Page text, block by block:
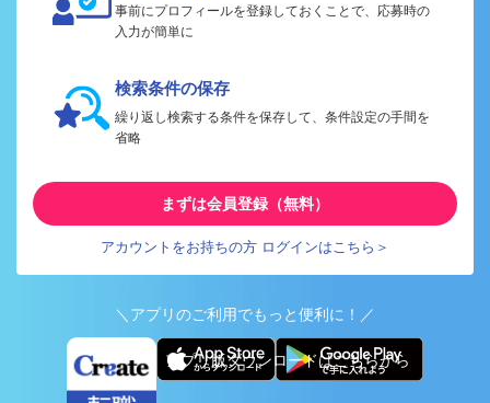
事前にプロフィールを登録しておくことで、応募時の
入力が簡単に
検索条件の保存
繰り返し検索する条件を保存して、条件設定の手間を
省略
まずは会員登録（無料）
アカウントをお持ちの方 ログインはこちら＞
＼アプリのご利用でもっと便利に！／
アプリ版ダウンロードはこちらから